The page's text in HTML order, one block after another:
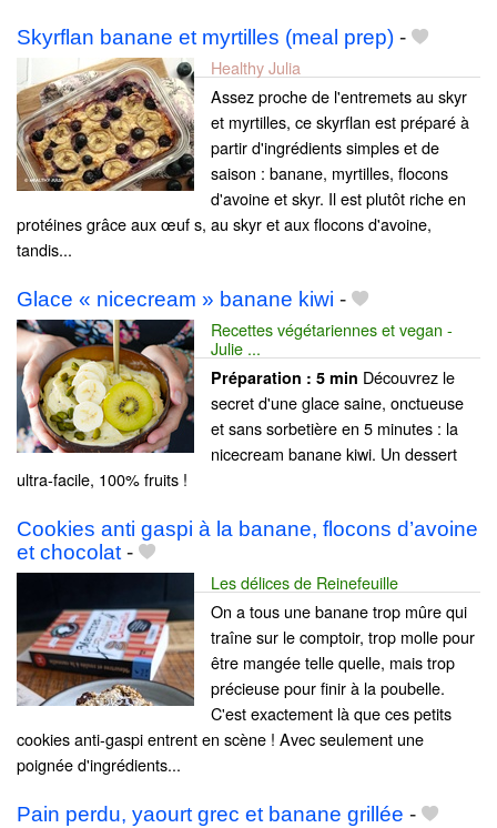
Skyrflan banane et myrtilles (meal prep) -
Healthy Julia
Assez proche de l'entremets au skyr
et myrtilles, ce skyrflan est préparé à
partir d'ingrédients simples et de
saison : banane, myrtilles, flocons
d'avoine et skyr. Il est plutôt riche en
protéines grâce aux œuf s, au skyr et aux flocons d'avoine,
tandis...
Glace « nicecream » banane kiwi -
Recettes végétariennes et vegan -
Julie ...
Préparation : 5 min Découvrez le
secret d'une glace saine, onctueuse
et sans sorbetière en 5 minutes : la
nicecream banane kiwi. Un dessert
ultra-facile, 100% fruits !
Cookies anti gaspi à la banane, flocons d’avoine
et chocolat -
Les délices de Reinefeuille
On a tous une banane trop mûre qui
traîne sur le comptoir, trop molle pour
être mangée telle quelle, mais trop
précieuse pour finir à la poubelle.
C'est exactement là que ces petits
cookies anti-gaspi entrent en scène ! Avec seulement une
poignée d'ingrédients...
Pain perdu, yaourt grec et banane grillée -